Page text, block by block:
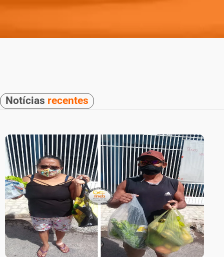
Notícias recentes